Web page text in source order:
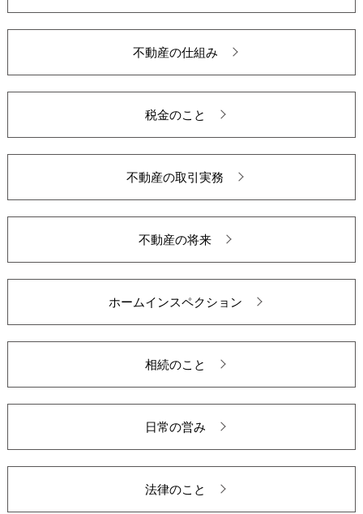
不動産の仕組み
税金のこと
不動産の取引実務
不動産の将来
ホームインスペクション
相続のこと
日常の営み
法律のこと